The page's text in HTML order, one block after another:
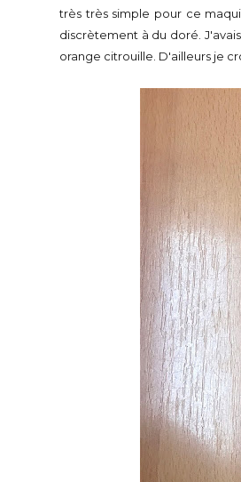
très très simple pour ce
discrètement à du doré.
orange citrouille. D'ailleurs je